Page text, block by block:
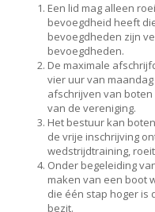
Een lid mag alleen
bevoegdheid heeft
bevoegdheden zijn
bevoegdheden.
De maximale
vier uur van
afschrijven van
van de vereniging.
Het bestuur kan
de vrije inschrijving
wedstrijdtraining,
Onder begeleiding
maken van een boot
die één stap hoger is
bezit.